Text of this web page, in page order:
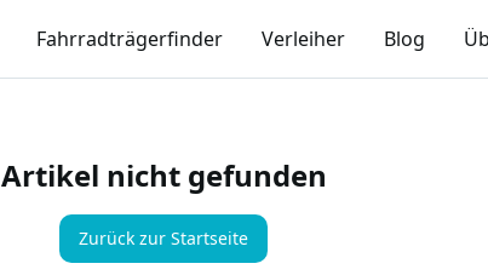
Fahrradträgerfinder Verleiher Blog
Artikel nicht gefunden
Zurück zur Startseite